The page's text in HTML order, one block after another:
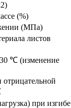
(%)
(МПа)
листов
℃ (изменение
отрицательной
при изгибе